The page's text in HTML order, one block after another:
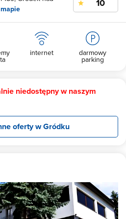
10
internet darmowy
parking
niedostępny w naszym
oferty w Gródku